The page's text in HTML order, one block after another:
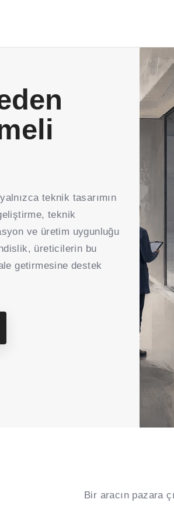
teknik tasarımın
teknik
ve üretim uygunluğu
üreticilerin bu
getirmesine destek
Bir aracın pazara